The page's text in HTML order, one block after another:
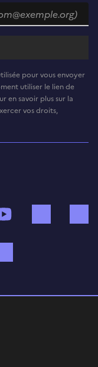
pour vous envoyer
utiliser le lien de
en savoir plus sur la
vos droits,